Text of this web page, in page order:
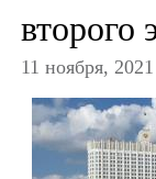
второго
11 ноября,